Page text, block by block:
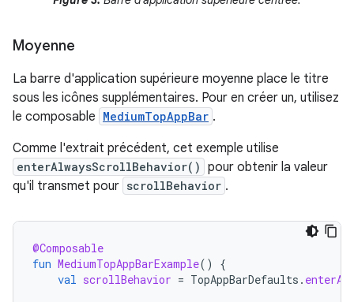
Moyenne
La barre d'application supérieure moyenne place le titre
sous les icônes supplémentaires. Pour en créer un, utilisez
le composable MediumTopAppBar .
Comme l'extrait précédent, cet exemple utilise
enterAlwaysScrollBehavior() pour obtenir la valeur
qu'il transmet pour scrollBehavior .
@Composable
fun MediumTopAppBarExample()
{
val scrollBehavior = TopAppBarDefaults .